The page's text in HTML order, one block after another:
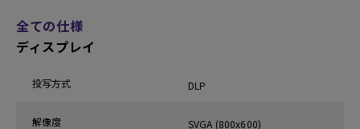
全ての仕様
ディスプレイ
投写方式 DLP
解像度 SVGA (800x600)